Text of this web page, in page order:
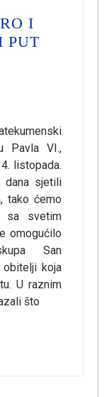
I
PUT
Pavla VI.,
listopada.
dana sjetili
tako ćemo
sa svetim
omogućilo
San
obitelji koja
U raznim
što